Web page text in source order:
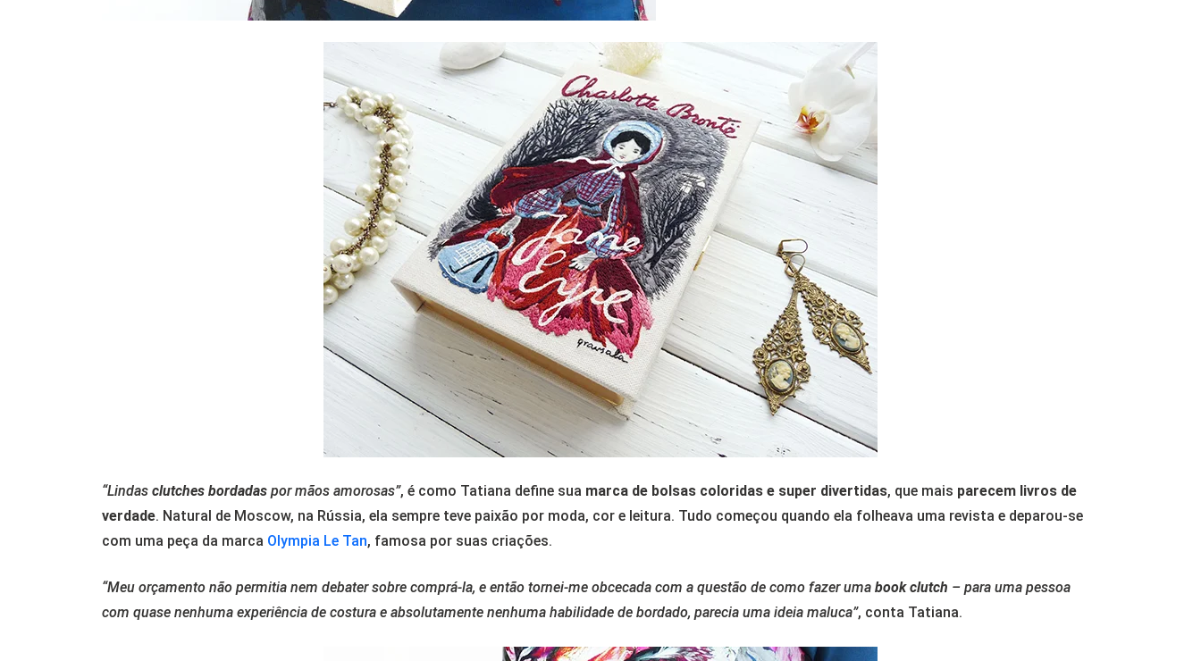
“Lindas clutches bordadas por mãos amorosas”, é como Tatiana define sua marca de bolsas coloridas e super divertidas, que mais parecem livros de
verdade. Natural de Moscow, na Rússia, ela sempre teve paixão por moda, cor e leitura. Tudo começou quando ela folheava uma revista e deparou-se
com uma peça da marca Olympia Le Tan, famosa por suas criações.
“Meu orçamento não permitia nem debater sobre comprá-la, e então tornei-me obcecada com a questão de como fazer uma book clutch – para uma pessoa
com quase nenhuma experiência de costura e absolutamente nenhuma habilidade de bordado, parecia uma ideia maluca”, conta Tatiana.